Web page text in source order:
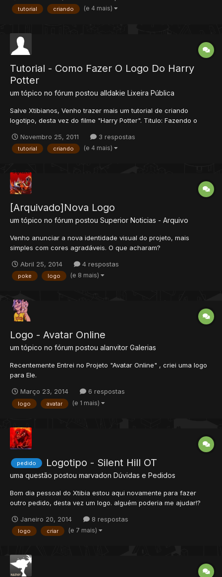
CS2 ou superior. Requisitos: Fonte do Pokémon http:/...
tutorial criando (e 4 mais)
Tutorial - Como Fazer O Logo Do Harry
Potter
um tópico no fórum postou alldakie Lixeira Pública
Salve Xtibianos, Venho trazer mais um tutorial de criando
logotipo, desta vez do filme "Harry Potter". Titulo: Fazendo o
Médio Ferramenta: Photoshop CS2 ou superior. Requisitos: Fonte
do logo: http://www.dafont.com/harry-p.f...
Novembro 25, 2011 3 respostas
tutorial criando (e 4 mais)
[Arquivado]Nova Logo
um tópico no fórum postou Superior Noticias - Arquivo
Venho anunciar a nova identidade visual do projeto, mais
simples com cores agradáveis. O que acharam?
Abril 25, 2014 4 respostas
poke logo (e 8 mais)
Logo - Avatar Online
um tópico no fórum postou alanvitor Galerias
Recentemente Entrei no Projeto "Avatar Online" , criei uma logo
para Ele.
Março 23, 2014 6 respostas
logo avatar (e 1 mais)
pedido Logotipo - Silent Hill OT
uma questão postou marvadon Dúvidas e Pedidos
Bom dia pessoal do Xtibia estou aqui novamente para fazer
outro pedido, desta vez um logo. alguém poderia me ajudar!?
Tibia global Nome do Servidor: Silent Hill - OT Slogan: O seu OT
Tamanho: padrão de Log...
Janeiro 20, 2014 8 respostas
logo criar (e 7 mais)